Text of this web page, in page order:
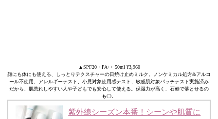
▲SPF20・PA++ 50ml ¥3,960
顔にも体にも使える、しっとりテクスチャーの日焼け止めミルク。ノンケミカル処方&アルコ
ール不使用、アレルギーテスト、小児対象使用感テスト、敏感肌対象パッチテスト実施済み
だから、肌荒れしやすい人や子どもでも安心して使える。保湿力が高く、石鹸で落とせるの
も◎。
紫外線シーズン本番！シーンや肌質に